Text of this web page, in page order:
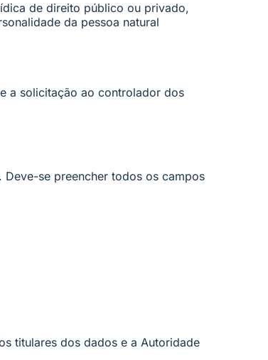
de direito público ou privado,
da pessoa natural
a solicitação ao controlador dos
Deve-se preencher todos os campos
titulares dos dados e a Autoridade